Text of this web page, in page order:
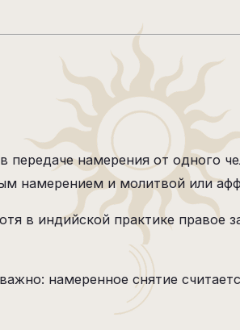
намерения от одного
намерением и молитвой или
в индийской практике правое
намеренное снятие